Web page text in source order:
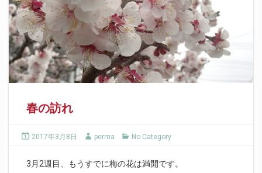
春の訪れ
2017年3月8日 perma No Category
3月2週目、もうすでに梅の花は満開です。